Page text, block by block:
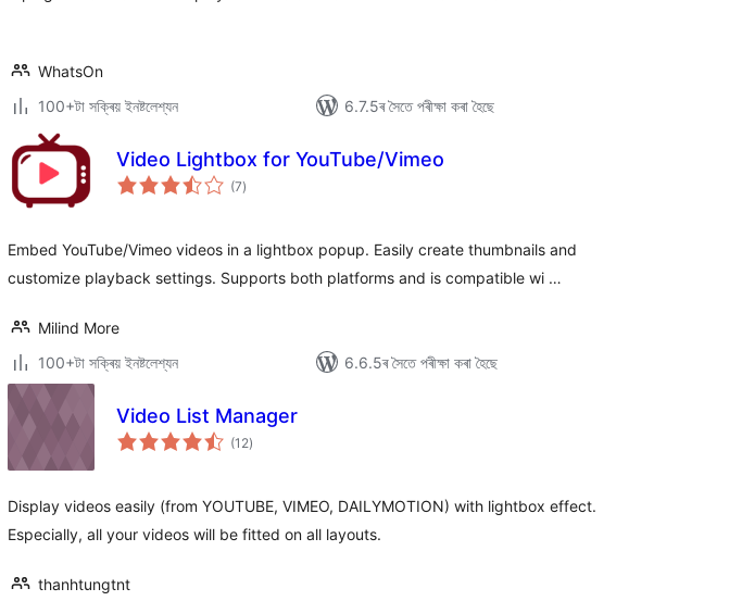
WhatsOn
100+টা সক্ৰিয় ইনষ্টলেশ্যন
6.7.5ৰ সৈতে পৰীক্ষা কৰা হৈছে
Video Lightbox for YouTube/Vimeo
(7টা
মুঠ)
Embed YouTube/Vimeo videos in a lightbox popup. Easily create thumbnails and
customize playback settings. Supports both platforms and is compatible wi …
Milind More
100+টা সক্ৰিয় ইনষ্টলেশ্যন
6.6.5ৰ সৈতে পৰীক্ষা কৰা হৈছে
Video List Manager
(12টা
মুঠ)
Display videos easily (from YOUTUBE, VIMEO, DAILYMOTION) with lightbox effect.
Especially, all your videos will be fitted on all layouts.
thanhtungtnt